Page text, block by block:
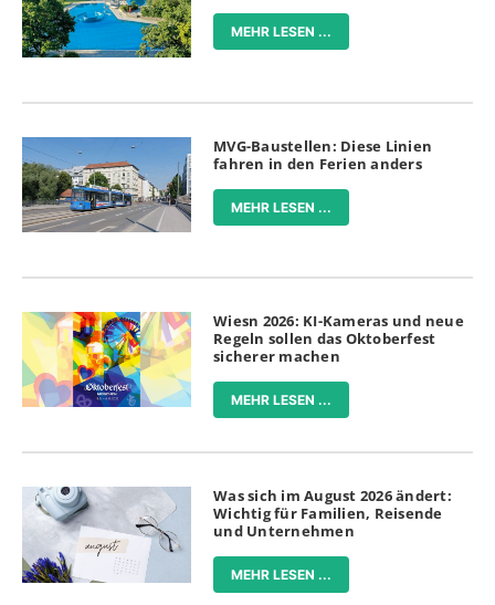
MEHR LESEN ...
MVG-Baustellen: Diese Linien
fahren in den Ferien anders
MEHR LESEN ...
Wiesn 2026: KI-Kameras und neue
Regeln sollen das Oktoberfest
sicherer machen
MEHR LESEN ...
Was sich im August 2026 ändert:
Wichtig für Familien, Reisende
und Unternehmen
MEHR LESEN ...